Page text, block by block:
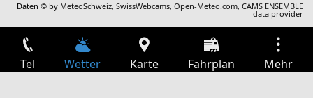
Daten © by MeteoSchweiz,SwissWebcams,Open-Meteo.com,CAMS ENSEMBLE
data provider
Tel Wetter Karte Fahrplan Mehr